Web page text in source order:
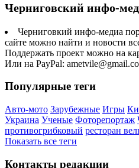
Черниговский инфо-
Черниговкий инфо-медиа
сайте можно найти и новости
Поддержать проект можно на
Или на PayPal:
Популярные теги
Авто-мото Зарубежные Игры
Украина Ученые Фоторепортаж
противогрибковый ресторан
Показать все теги
Контакты редакции